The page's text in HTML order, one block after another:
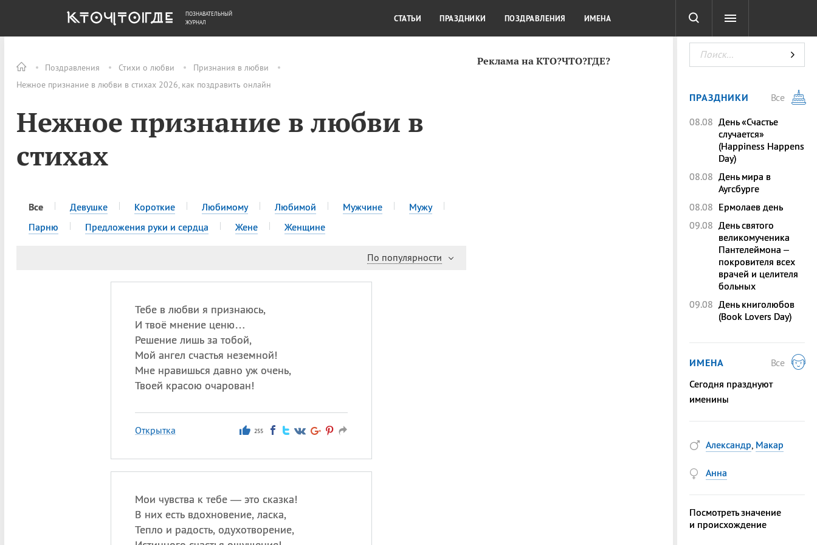
Поздравления Стихи о любви
Признания в любви
Нежное признание в любви в стихах 2026, как поздравить онлайн
Нежное признание в любви в
стихах
Все Девушке Короткие Любимому Любимой Мужчине
Мужу
Парню
Предложения руки и сердца Жене Женщине
По популярности
Тебе в любви я признаюсь,
И твоё мнение ценю…
Решение лишь за тобой,
Мой ангел счастья неземной!
Мне нравишься давно уж очень,
Твоей красою очарован!
Открытка 255
Мои чувства к тебе — это сказка!
В них есть вдохновение, ласка,
Тепло и радость, одухотворение,
Реклама на КТО?ЧТО?ГДЕ?
ОБЩЕСТВО ДЕНЬГИ КУЛЬТУРА КРАСОТА ТЕСТЫ
ПОЗНАВАТЕЛЬНЫЙ
ЖУРНАЛ
СТАТЬИ ПРАЗДНИКИ ПОЗДРАВЛЕНИЯ ИМЕНА
ПРАЗДНИКИ
Все
08.08 День «Счастье
случается»
(Happiness Happens
Day)
08.08 День мира в
Аугсбурге
08.08 Ермолаев день
09.08 День святого
великомученика
Пантелеймона –
покровителя всех
врачей и целителя
больных
09.08 День книголюбов
(Book Lovers Day)
ИМЕНА
Все
Сегодня празднуют
именины
Александр, Макар
Анна
Посмотреть значение
и происхождение